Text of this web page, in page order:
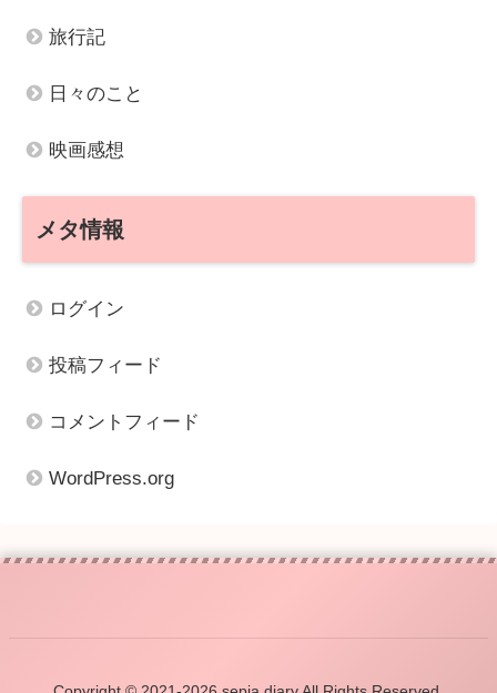
旅行記
日々のこと
映画感想
メタ情報
ログイン
投稿フィード
コメントフィード
WordPress.org